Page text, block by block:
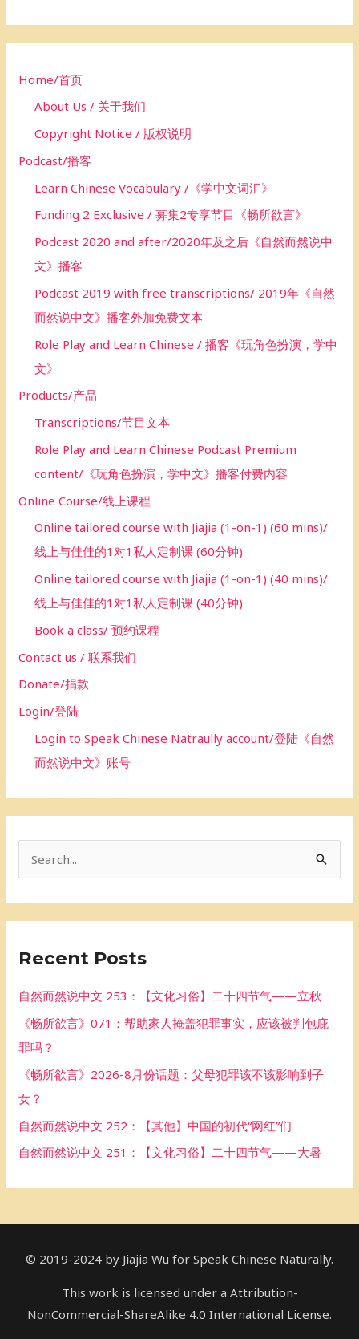
rHome/首页
About Us / 关于我们
Copyright Notice / 版权说明
Podcast/播客
Learn Chinese Vocabulary /《学中文词汇》
Funding 2 Exclusive / 募集2专享节目《畅所欲言》
Podcast 2020 and after/2020年及之后《自然而然说中
文》播客
Podcast 2019 with free transcriptions/ 2019年《自然
而然说中文》播客外加免费文本
Role Play and Learn Chinese / 播客《玩角色扮演，学中
文》
Products/产品
Transcriptions/节目文本
Role Play and Learn Chinese Podcast Premium
content/《玩角色扮演，学中文》播客付费内容
Online Course/线上课程
Online tailored course with Jiajia (1-on-1) (60 mins)/
线上与佳佳的1对1私人定制课 (60分钟)
Online tailored course with Jiajia (1-on-1) (40 mins)/
线上与佳佳的1对1私人定制课 (40分钟)
Book a class/ 预约课程
Contact us / 联系我们
Donate/捐款
Login/登陆
Login to Speak Chinese Natraully account/登陆《自然
而然说中文》账号
c
f
r
Recent Posts
自然而然说中文 253：【文化习俗】二十四节气——立秋
《畅所欲言》071：帮助家人掩盖犯罪事实，应该被判包庇
罪吗？
《畅所欲言》2026-8月份话题：父母犯罪该不该影响到子
女？
自然而然说中文 252：【其他】中国的初代“网红”们
自然而然说中文 251：【文化习俗】二十四节气——大暑
© 2019-2024 by Jiajia Wu for Speak Chinese Naturally.
This work is licensed under a Attribution-
NonCommercial-ShareAlike 4.0 International License.